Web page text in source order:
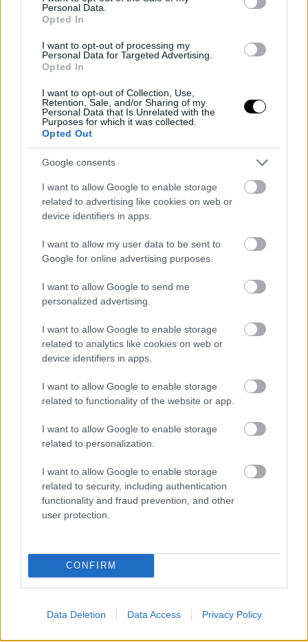
Personal Data.
Opted In
I want to opt-out of processing my
Personal Data for Targeted Advertising.
Opted In
I want to opt-out of Collection, Use,
Retention, Sale, and/or Sharing of my
Personal Data that Is Unrelated with the
Purposes for which it was collected.
Opted Out
Google consents
I want to allow Google to enable storage
related to advertising like cookies on web or
device identifiers in apps.
I want to allow my user data to be sent to
Google for online advertising purposes.
I want to allow Google to send me
personalized advertising.
I want to allow Google to enable storage
related to analytics like cookies on web or
device identifiers in apps.
I want to allow Google to enable storage
related to functionality of the website or app.
I want to allow Google to enable storage
related to personalization.
I want to allow Google to enable storage
related to security, including authentication
functionality and fraud prevention, and other
user protection.
CONFIRM
Data Deletion Data Access Privacy Policy
Formula E: Η Citroen Racing
επιστρέφει στην Κίνα με στόχο την
ανάκαμψη